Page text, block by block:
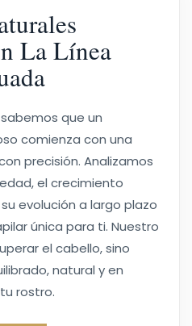
La Línea
sabemos que un
comienza con una
precisión. Analizamos
el crecimiento
evolución a largo plazo
única para ti. Nuestro
el cabello, sino
natural y en
rostro.